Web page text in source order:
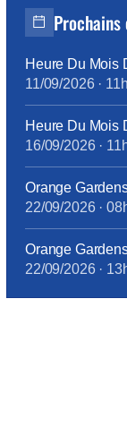
Pour vous
Vous pouvez
aussi en nous
Heure Du Mois
11/09/2026·
Heure Du Mois
16/09/2026·
Orange
22/09/2026·
Orange
22/09/2026·